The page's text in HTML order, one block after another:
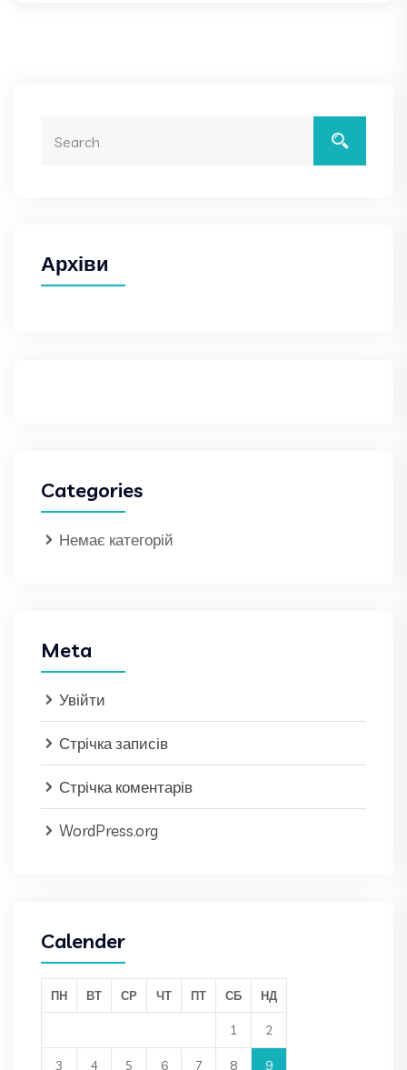
Архіви
Categories
Немає категорій
Meta
Увійти
Стрічка записів
Стрічка коментарів
WordPress.org
Calender
ПН ВТ СР ЧТ ПТ СБ НД
1 2
3 4 5 6 7 8 9